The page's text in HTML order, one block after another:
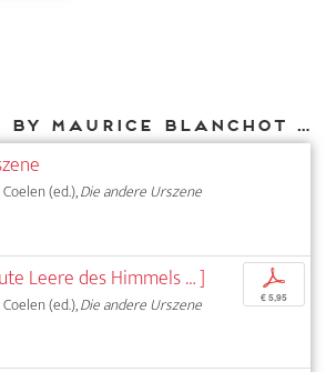
Other texts by Maurice Blanchot for DIAPHANES
(ed.),Die andere Urszene
Leere des Himmels … ]
(ed.),Die andere Urszene
p
€ 5,95